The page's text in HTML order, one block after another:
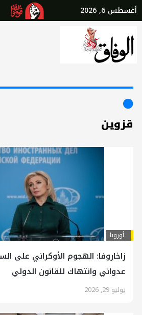
أغسطس 6, 2026
قزوين
أوروبا
زاخاروفا: الهجوم الأوكراني على
عدواني وانتهاك للقانون الدولي
يوليو 29, 2026